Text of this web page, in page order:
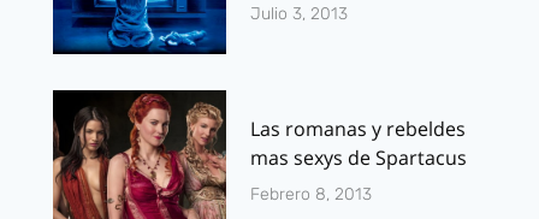
Julio 3, 2013
Las romanas y rebeldes
mas sexys de Spartacus
Febrero 8, 2013